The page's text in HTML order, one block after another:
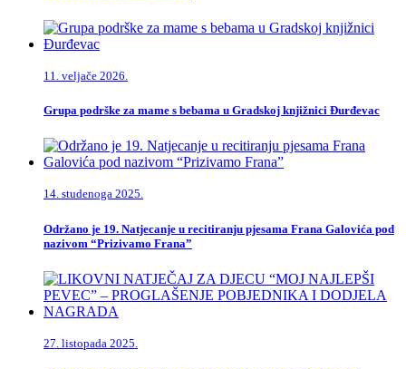
11. veljače 2026.
Grupa podrške za mame s bebama u Gradskoj knjižnici Đurđevac
14. studenoga 2025.
Održano je 19. Natjecanje u recitiranju pjesama Frana Galovića pod
nazivom “Prizivamo Frana”
27. listopada 2025.